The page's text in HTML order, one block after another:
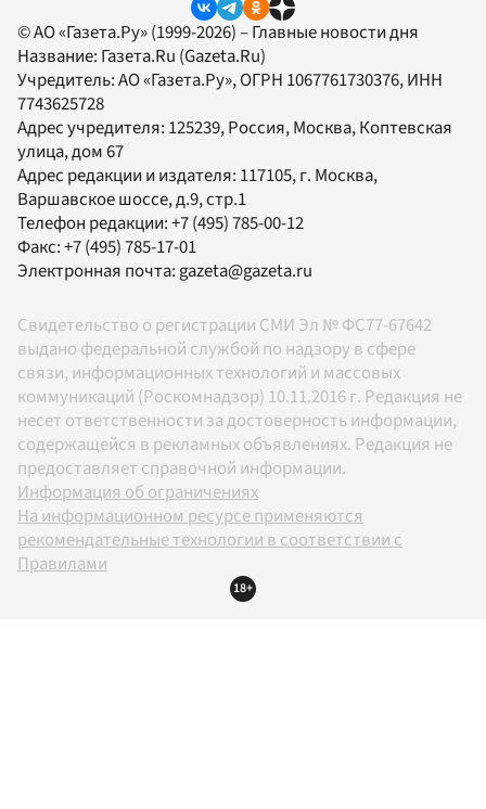
© АО «Газета.Ру» (1999-2026) – Главные новости дня
Название: Газета.Ru (Gazeta.Ru)
Учредитель:АО «Газета.Ру», ОГРН 1067761730376, ИНН
7743625728
Адрес учредителя: 125239, Россия, Москва, Коптевская
улица, дом 67
Адрес редакции и издателя: 117105, г. Москва,
Варшавское шоссе, д.9, стр.1
Телефон редакции:+7 (495) 785-00-12
Факс:+7 (495) 785-17-01
Электронная почта: gazeta@gazeta.ru
Свидетельство о регистрации СМИ Эл № ФС77-67642
выдано федеральной службой по надзору в сфере
связи, информационных технологий и массовых
коммуникаций (Роскомнадзор) 10.11.2016 г. Редакция не
несет ответственности за достоверность информации,
содержащейся в рекламных объявлениях. Редакция не
предоставляет справочной информации.
Информация об ограничениях
На информационном ресурсе применяются
рекомендательные технологии в соответствии с
Правилами
18+